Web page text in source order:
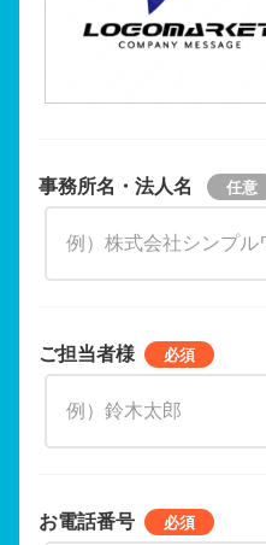
事務所名・法人名
ご担当者様
お電話番号